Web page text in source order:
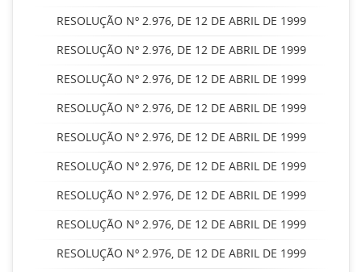
RESOLUÇÃO Nº 2.976, DE 12 DE ABRIL DE 1999
RESOLUÇÃO Nº 2.976, DE 12 DE ABRIL DE 1999
RESOLUÇÃO Nº 2.976, DE 12 DE ABRIL DE 1999
RESOLUÇÃO Nº 2.976, DE 12 DE ABRIL DE 1999
RESOLUÇÃO Nº 2.976, DE 12 DE ABRIL DE 1999
RESOLUÇÃO Nº 2.976, DE 12 DE ABRIL DE 1999
RESOLUÇÃO Nº 2.976, DE 12 DE ABRIL DE 1999
RESOLUÇÃO Nº 2.976, DE 12 DE ABRIL DE 1999
RESOLUÇÃO Nº 2.976, DE 12 DE ABRIL DE 1999